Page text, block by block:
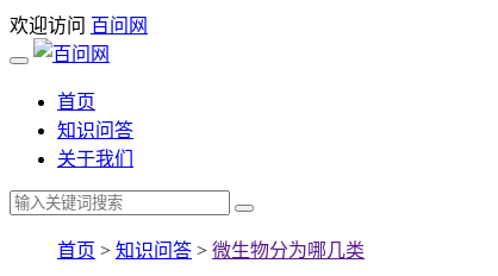
欢迎访问 百问网
首页
知识问答
关于我们
首页 > 知识问答 > 微生物分为哪几类